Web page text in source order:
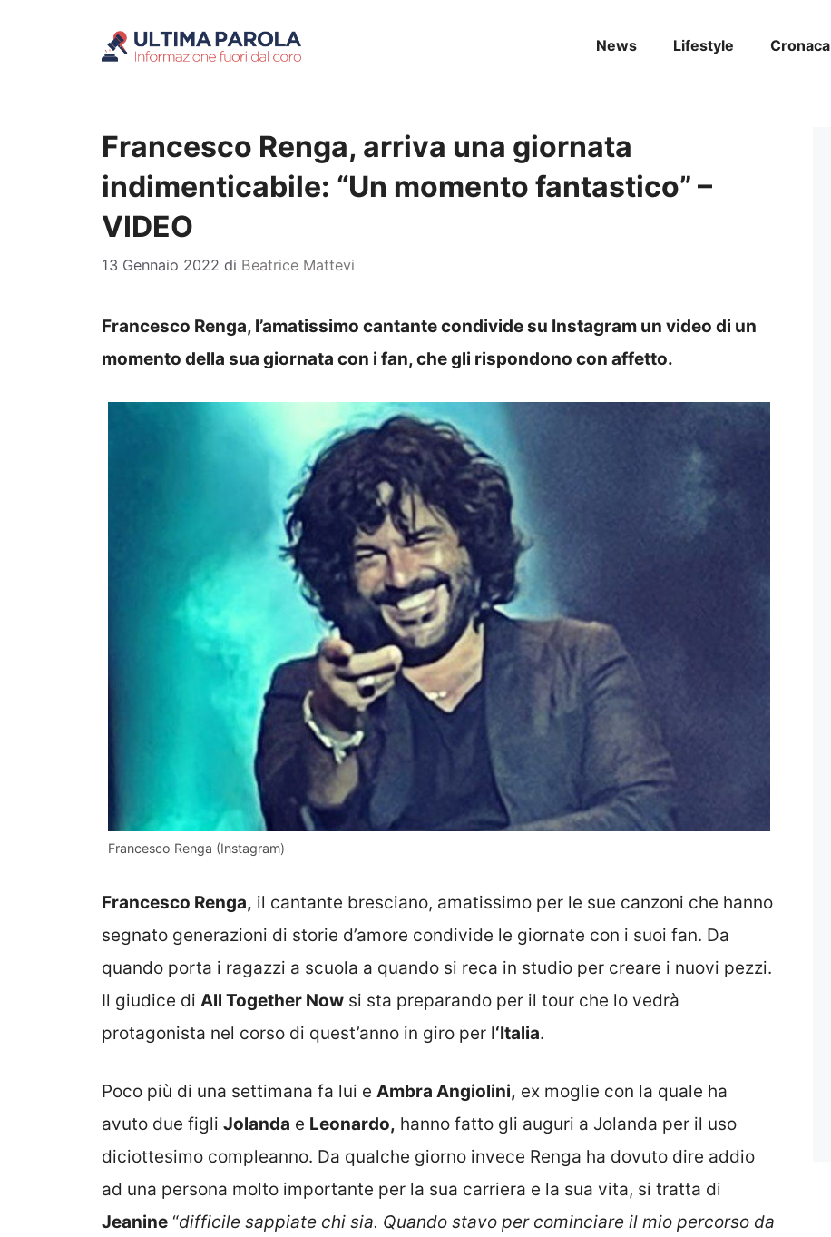
News Lifestyle Cronaca
Francesco Renga, arriva una giornata
indimenticabile: “Un momento fantastico” –
VIDEO
13 Gennaio 2022 di Beatrice Mattevi
Francesco Renga, l’amatissimo cantante condivide su Instagram un video di un
momento della sua giornata con i fan, che gli rispondono con affetto.
Francesco Renga (Instagram)
Francesco Renga, il cantante bresciano, amatissimo per le sue canzoni che hanno
segnato generazioni di storie d’amore condivide le giornate con i suoi fan. Da
quando porta i ragazzi a scuola a quando si reca in studio per creare i nuovi pezzi.
Il giudice di All Together Now si sta preparando per il tour che lo vedrà
protagonista nel corso di quest’anno in giro per l‘Italia.
Poco più di una settimana fa lui e Ambra Angiolini, ex moglie con la quale ha
avuto due figli Jolanda e Leonardo, hanno fatto gli auguri a Jolanda per il uso
diciottesimo compleanno. Da qualche giorno invece Renga ha dovuto dire addio
ad una persona molto importante per la sua carriera e la sua vita, si tratta di
Jeanine “difficile sappiate chi sia. Quando stavo per cominciare il mio percorso da